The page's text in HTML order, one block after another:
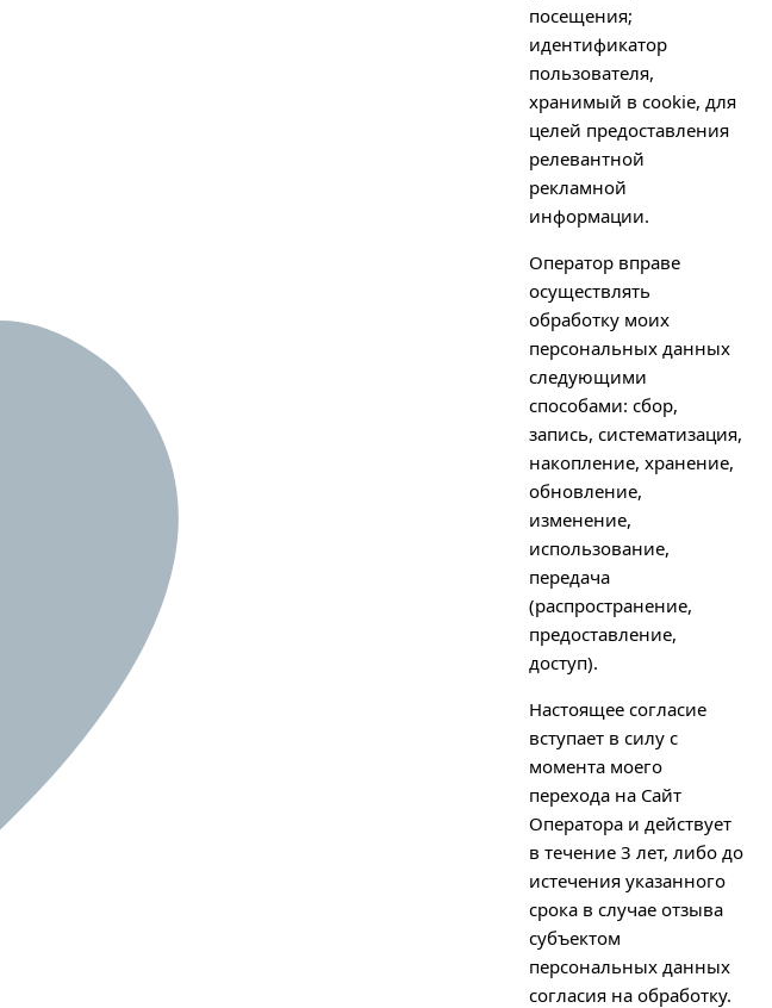
посещения;
идентификатор
пользователя,
хранимый в cookie, для
целей предоставления
релевантной
рекламной
информации.
Оператор вправе
осуществлять
обработку моих
персональных данных
следующими
способами: сбор,
запись, систематизация,
накопление, хранение,
обновление,
изменение,
использование,
передача
(распространение,
предоставление,
доступ).
Настоящее согласие
вступает в силу с
момента моего
перехода на Сайт
Оператора и действует
в течение 3 лет, либо до
истечения указанного
срока в случае отзыва
субъектом
персональных данных
согласия на обработку.